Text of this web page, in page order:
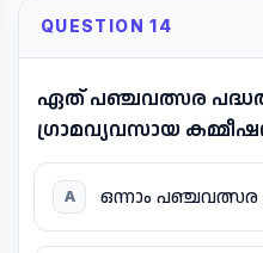
QUESTION 14
ഏത് പഞ്ചവത്സര
ഗ്രാമവ്യവസായ
A ഒന്നാം പഞ്ചവത്സര